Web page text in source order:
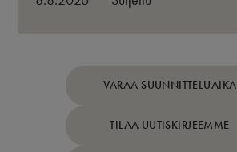
VARAA SUUNNITTELUAIKA
TILAA UUTISKIRJEEMME